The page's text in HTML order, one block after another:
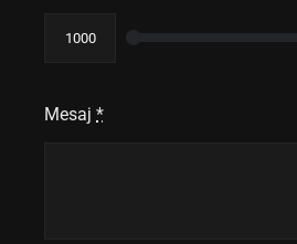
Mesaj*